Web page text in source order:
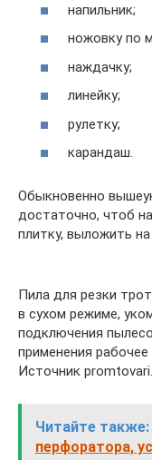
напильник;
ножовку по
наждачку;
линейку;
рулетку;
карандаш.
Обыкновенно
достаточно, чтоб
плитку, выложить
Пила для резки
в сухом режиме,
подключения
применения
Источник
Читайте также:
перфоратора,